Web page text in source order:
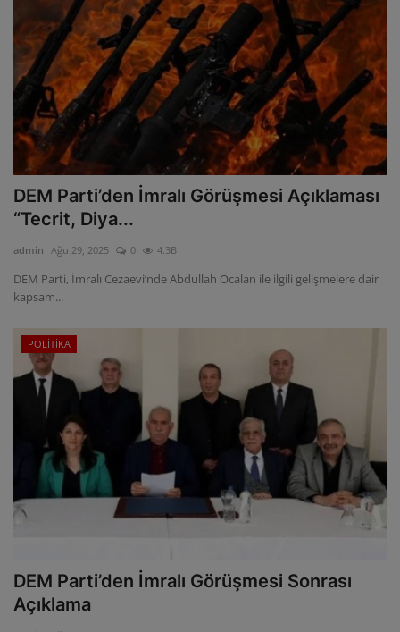
DEM Parti’den İmralı Görüşmesi Açıklaması
“Tecrit, Diya...
admin Ağu 29, 2025 0 4.3B
DEM Parti, İmralı Cezaevi’nde Abdullah Öcalan ile ilgili gelişmelere dair
kapsam...
POLİTİKA
DEM Parti’den İmralı Görüşmesi Sonrası
Açıklama